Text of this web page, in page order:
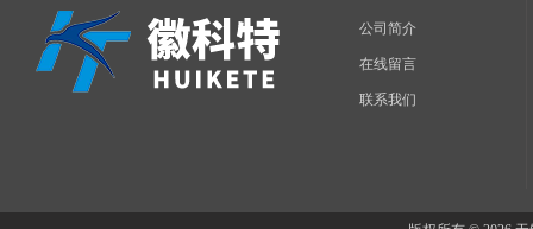
公司简介
在线留言
联系我们